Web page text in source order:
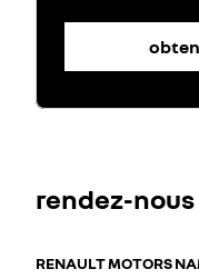
rendez-
RENAULT MOTORS